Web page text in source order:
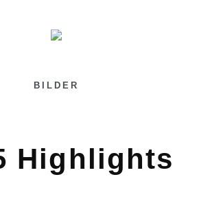
BILDER
Highlights